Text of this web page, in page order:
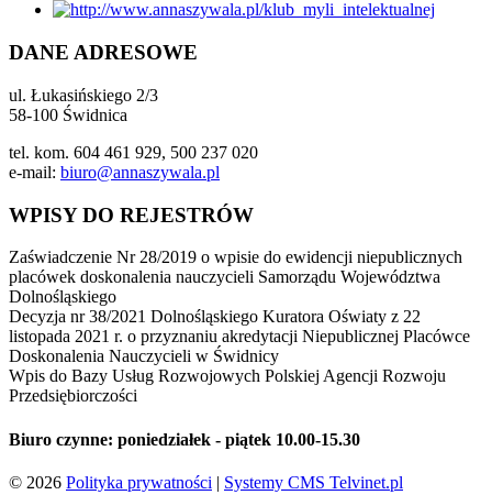
DANE ADRESOWE
ul. Łukasińskiego 2/3
58-100 Świdnica
tel. kom. 604 461 929, 500 237 020
e-mail: biuro@annaszywala.pl
WPISY DO REJESTRÓW
Zaświadczenie Nr 28/2019 o wpisie do ewidencji niepublicznych
placówek doskonalenia nauczycieli Samorządu Województwa
Dolnośląskiego
Decyzja nr 38/2021 Dolnośląskiego Kuratora Oświaty z 22
listopada 2021 r. o przyznaniu akredytacji Niepublicznej Placówce
Doskonalenia Nauczycieli w Świdnicy
Wpis do Bazy Usług Rozwojowych Polskiej Agencji Rozwoju
Przedsiębiorczości
Biuro czynne: poniedziałek - piątek 10.00-15.30
© 2026 Polityka prywatności | Systemy CMS Telvinet.pl